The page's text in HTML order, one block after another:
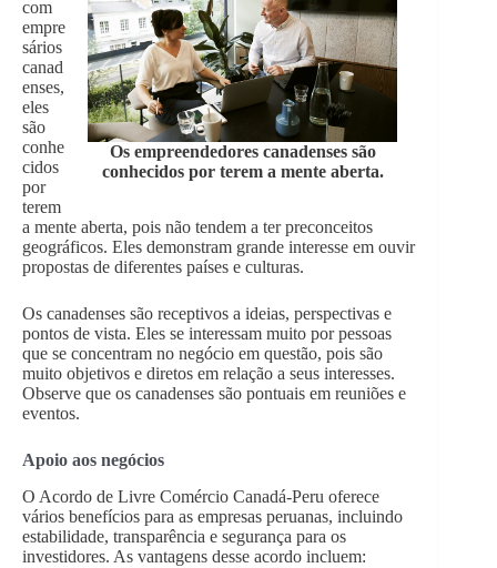
Os empreendedores canadenses são
conhecidos por terem a mente aberta.
com
empre
sários
canad
enses,
eles
são
conhe
cidos
por
terem
a mente aberta, pois não tendem a ter preconceitos
geográficos. Eles demonstram grande interesse em ouvir
propostas de diferentes países e culturas.
Os canadenses são receptivos a ideias, perspectivas e
pontos de vista. Eles se interessam muito por pessoas
que se concentram no negócio em questão, pois são
muito objetivos e diretos em relação a seus interesses.
Observe que os canadenses são pontuais em reuniões e
eventos.
Apoio aos negócios
O Acordo de Livre Comércio Canadá-Peru oferece
vários benefícios para as empresas peruanas, incluindo
estabilidade, transparência e segurança para os
investidores. As vantagens desse acordo incluem: